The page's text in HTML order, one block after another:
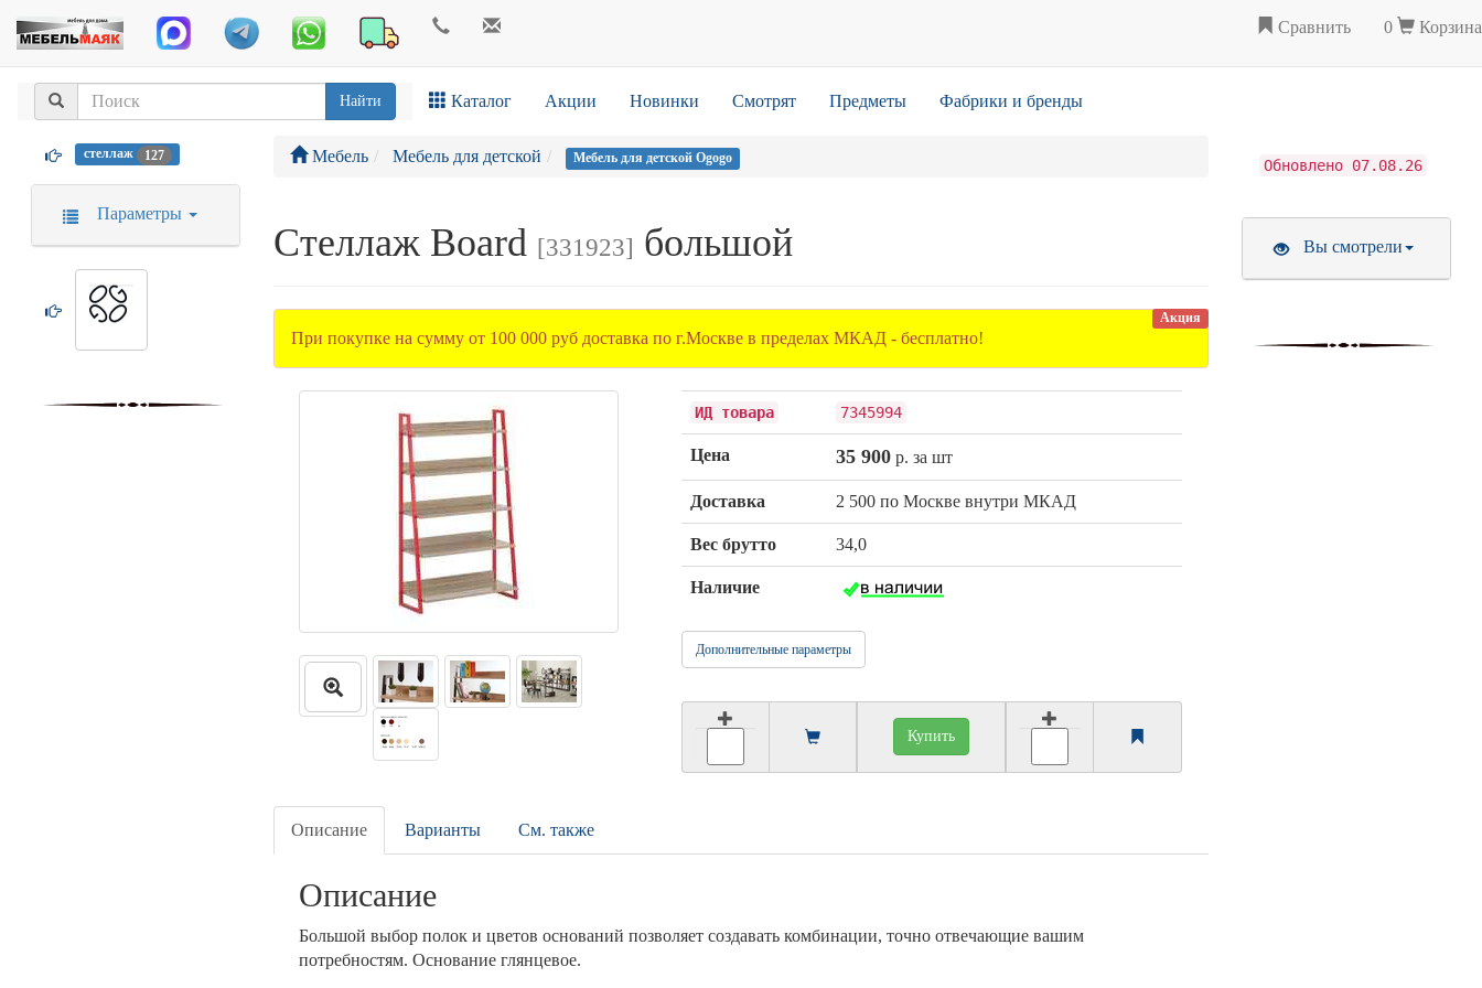
Сравнить 0 Корзина
Найти Каталог Акции Новинки Смотрят Предметы Фабрики и бренды
Мебель Мебель для детской Мебель для детской Ogogo
Стеллаж Board [331923] большой
Акция
При покупке на сумму от 100 000 руб доставка по г.Москве в пределах МКАД - бесплатно!
ИД товара 7345994
Цена 35 900р. за шт
Доставка 2 500 по Москве внутри МКАД
Вес брутто 34,0
Наличие
Дополнительные параметры
Купить
Описание Варианты См. также
Описание
Большой выбор полок и цветов оснований позволяет создавать комбинации, точно отвечающие вашим
потребностям. Основание глянцевое.
стеллаж 127
Параметры
Обновлено 07.08.26
Вы смотрели